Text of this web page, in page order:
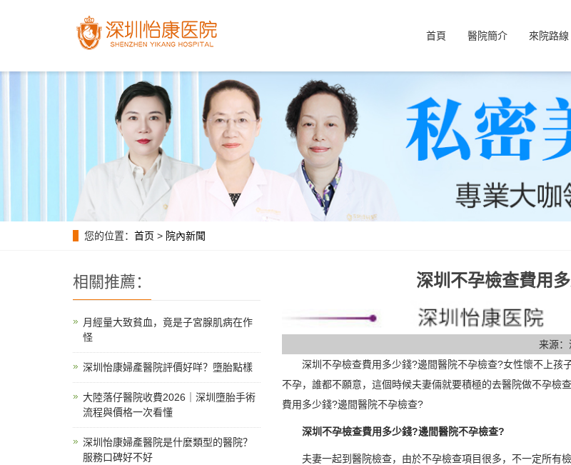
首頁 醫院簡介 來院路線
您的位置： 首页 > 院內新聞
深圳不孕檢查費用
来源
深圳不孕檢查費用多少錢?邊間醫院不孕檢查?女性懷不上孩
不孕，誰都不願意，這個時候夫妻倆就要積極的去醫院做不孕檢
費用多少錢?邊間醫院不孕檢查?
深圳不孕檢查費用多少錢?邊間醫院不孕檢查?
夫妻一起到醫院檢查，由於不孕檢查項目很多，不一定所有
相關推薦：
月經量大致貧血，竟是子宮腺肌病在作
怪
深圳怡康婦產醫院評價好咩？墮胎點樣
大陸落仔醫院收費2026｜深圳墮胎手術
流程與價格一次看懂
深圳怡康婦產醫院是什麼類型的醫院？
服務口碑好不好